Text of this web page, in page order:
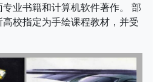
业书籍和计算机软件著作。 部
校指定为手绘课程教材，并受